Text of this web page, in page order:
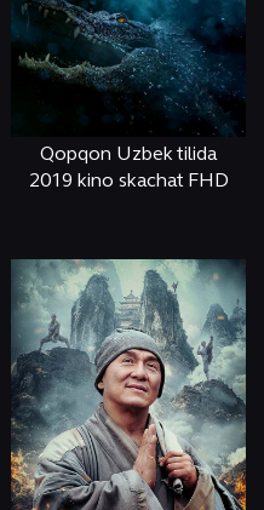
Qopqon Uzbek tilida
2019 kino skachat FHD